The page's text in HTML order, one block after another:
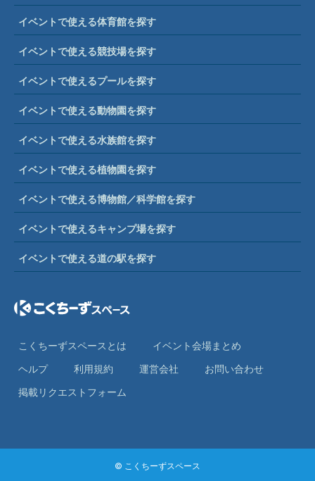
イベントで使える体育館を探す
イベントで使える競技場を探す
イベントで使えるプールを探す
イベントで使える動物園を探す
イベントで使える水族館を探す
イベントで使える植物園を探す
イベントで使える博物館／科学館を探す
イベントで使えるキャンプ場を探す
イベントで使える道の駅を探す
こくちーずスペースとは
イベント会場まとめ
ヘルプ
利⽤規約 運営会社
お問い合わせ
掲載リクエストフォーム
© こくちーずスペース